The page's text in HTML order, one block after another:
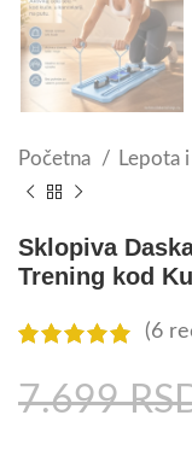
Početna Lepota
Sklopiva
Trening kod
(6
7.699